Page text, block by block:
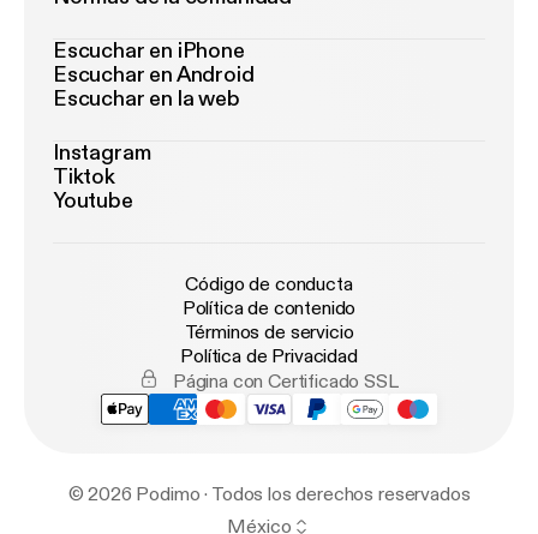
Escuchar en iPhone
Escuchar en Android
Escuchar en la web
Instagram
Tiktok
Youtube
Código de conducta
Política de contenido
Términos de servicio
Política de Privacidad
Página con Certificado SSL
© 2026 Podimo · Todos los derechos reservados
México